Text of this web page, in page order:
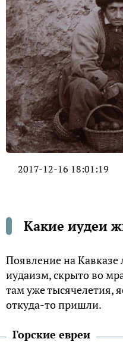
2017-12-16 18:01:19
Какие иудеи
Появление на
иудаизм, скрыто во
там уже тысячелетия,
откуда-то пришли.
Горские евреи